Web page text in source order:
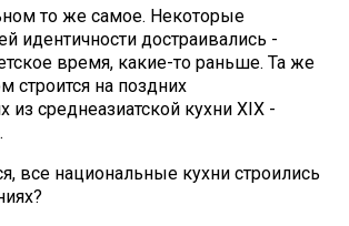
то же самое. Некоторые
идентичности достраивались -
время, какие-то раньше. Та же
строится на поздних
из среднеазиатской кухни XIX -
все национальные кухни строились